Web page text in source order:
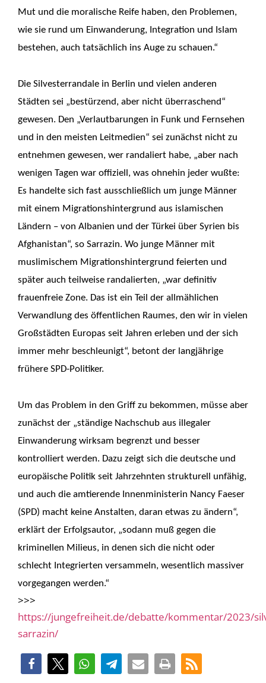
Mut und die moralische Reife haben, den Problemen,
wie sie rund um Einwanderung, Integration und Islam
bestehen, auch tatsächlich ins Auge zu schauen.“
Die Silvesterrandale in Berlin und vielen anderen
Städten sei „bestürzend, aber nicht überraschend“
gewesen. Den „Verlautbarungen in Funk und Fernsehen
und in den meisten Leitmedien“ sei zunächst nicht zu
entnehmen gewesen, wer randaliert habe, „aber nach
wenigen Tagen war offiziell, was ohnehin jeder wußte:
Es handelte sich fast ausschließlich um junge Männer
mit einem Migrationshintergrund aus islamischen
Ländern – von Albanien und der Türkei über Syrien bis
Afghanistan“, so Sarrazin. Wo junge Männer mit
muslimischem Migrationshintergrund feierten und
später auch teilweise randalierten, „war definitiv
frauenfreie Zone. Das ist ein Teil der allmählichen
Verwandlung des öffentlichen Raumes, den wir in vielen
Großstädten Europas seit Jahren erleben und der sich
immer mehr beschleunigt“, betont der langjährige
frühere SPD-Politiker.
Um das Problem in den Griff zu bekommen, müsse aber
zunächst der „ständige Nachschub aus illegaler
Einwanderung wirksam begrenzt und besser
kontrolliert werden. Dazu zeigt sich die deutsche und
europäische Politik seit Jahrzehnten strukturell unfähig,
und auch die amtierende Innenministerin Nancy Faeser
(SPD) macht keine Anstalten, daran etwas zu ändern“,
erklärt der Erfolgsautor, „sodann muß gegen die
kriminellen Milieus, in denen sich die nicht oder
schlecht Integrierten versammeln, wesentlich massiver
vorgegangen werden.“
>>>
https://jungefreiheit.de/debatte/kommentar/2023/
sarrazin/